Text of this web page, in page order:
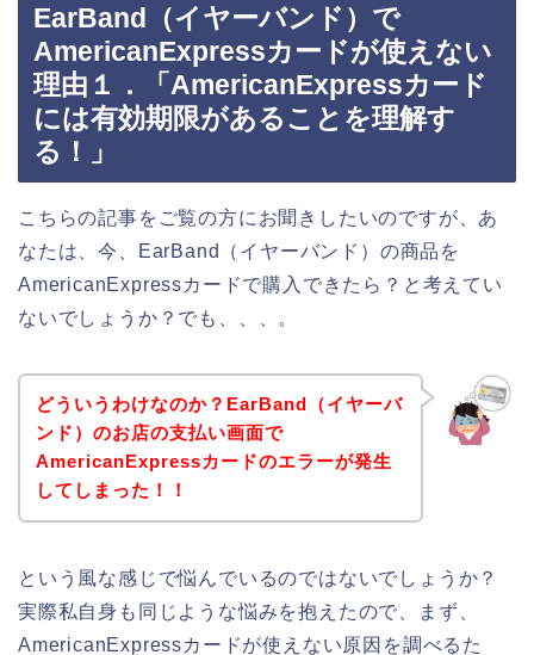
EarBand（イヤーバンド）で
AmericanExpressカードが使えない
理由１．「AmericanExpressカード
には有効期限があることを理解す
る！」
こちらの記事をご覧の方にお聞きしたいのですが、あ
なたは、今、EarBand（イヤーバンド）の商品を
AmericanExpressカードで購入できたら？と考えてい
ないでしょうか？でも、、、。
どういうわけなのか？EarBand（イヤーバ
ンド）のお店の支払い画面で
AmericanExpressカードのエラーが発生
してしまった！！
という風な感じで悩んでいるのではないでしょうか？
実際私自身も同じような悩みを抱えたので、まず、
AmericanExpressカードが使えない原因を調べるた